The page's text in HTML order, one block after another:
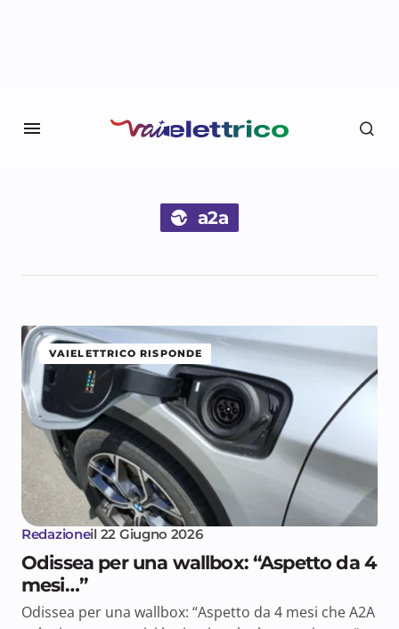
a2a
VAIELETTRICO RISPONDE
Redazioneil 22 Giugno 2026
Odissea per una wallbox: “Aspetto da 4
mesi…”
Odissea per una wallbox: “Aspetto da 4 mesi che A2A